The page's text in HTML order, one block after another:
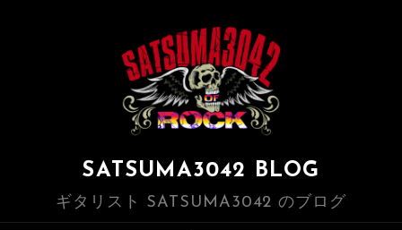
SATSUMA3042 BLOG
ギタリスト SATSUMA3042 のブログ